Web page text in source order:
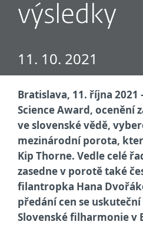
výsledky
11. 10. 2021
Bratislava, 11. října 2021
Science Award, ocenění
ve slovenské vědě,
mezinárodní porota,
Kip Thorne. Vedle celé
zasedne v porotě také
filantropka Hana
předání cen se
Slovenské filharmonie v